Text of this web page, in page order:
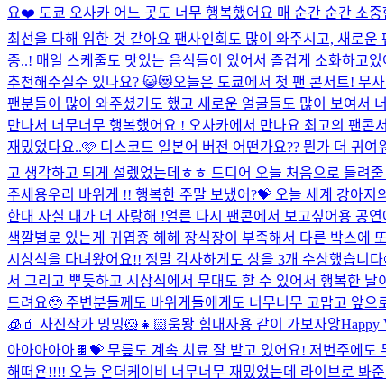
요❤️ 도쿄 오사카 어느 곳도 너무 행복했어요 매 순간 순간 소
최선을 다해 임한 것 같아요 팬사인회도 많이 와주시고, 새로운
중..! 매일 스케줄도 맛있는 음식들이 있어서 즐겁게 소화하고
추천해주실수 있나요? 😺😻오늘은 도쿄에서 첫 팬 콘서트! 무
팬분들이 많이 와주셨기도 했고 새로운 얼굴들도 많이 보여서
만나서 너무너무 행복했어요 ! 오사카에서 만나요 최고의 팬콘
재밌었다요..🩷 디스코드 일본어 버전 어떤가요?? 뭔가 더 귀
고 생각하고 되게 설렜었는데ㅎㅎ 드디어 오늘 처음으로 들려
주세용우리 바위게 !! 행복한 주말 보냈어?💝 오늘 세계 강아
한대 사실 내가 더 사랑해 !얼른 다시 팬콘에서 보고싶어용 공
색깔별로 있는게 귀엽죵 헤헤 장식장이 부족해서 다른 박스에
시상식을 다녀왔어요!! 정말 감사하게도 상을 3개 수상했습니
서 그리고 뿌듯하고 시상식에서 무대도 할 수 있어서 행복한
드려요🥹 주변분들께도 바위게들에게도 너무너무 고맙고 앞
🧊🧃 사진작가 밍밍🐹👧🏻움뫙 힘내자용 같이 가보자앙Happy
아아아아아🍫💝 무릎도 계속 치료 잘 받고 있어요! 저번주에
해떠욘!!!! 오늘 온더케이비 너무너무 재밌었는데 라이브로 봐